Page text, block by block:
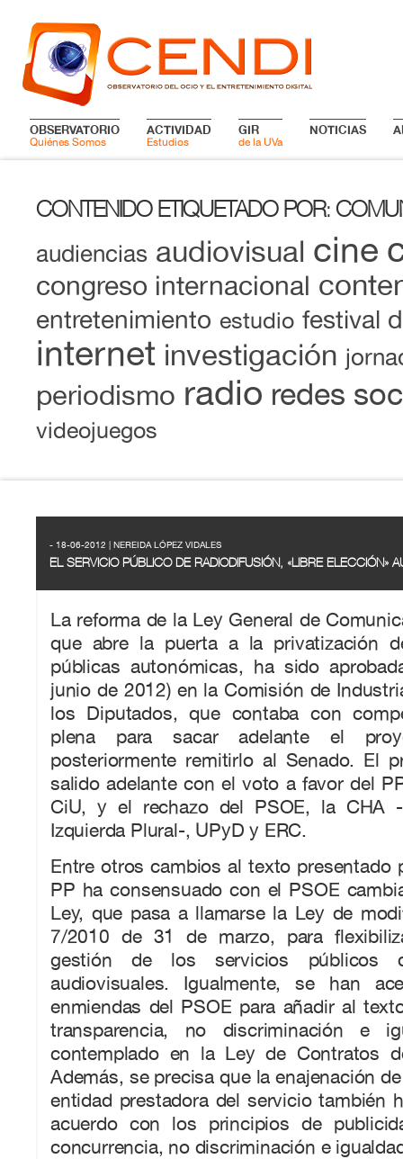
OBSERVATORIO
Quiénes Somos
ACTIVIDAD
Estudios
GIR
de la UVa
NOTICIAS
CONTENIDO ETIQUETADO POR:
audiencias audiovisual cine
congreso internacional
entretenimiento estudio festival
internet investigación
periodismo radio redes
videojuegos
- 18-06-2012 | NEREIDA LÓPEZ VIDALES
EL SERVICIO PÚBLICO DE RADIODIFUSIÓN, «LIBRE ELECCIÓN»
La reforma de la Ley General de
que abre la puerta a la privatización
públicas autonómicas, ha sido
junio de 2012) en la Comisión de
los Diputados, que contaba con
plena para sacar adelante el
posteriormente remitirlo al Senado. El
salido adelante con el voto a favor del
CiU, y el rechazo del PSOE, la CHA
Izquierda Plural-, UPyD y ERC.
Entre otros cambios al texto presentado
PP ha consensuado con el PSOE
Ley, que pasa a llamarse la Ley de
7/2010 de 31 de marzo, para
gestión de los servicios públicos
audiovisuales. Igualmente, se han
enmiendas del PSOE para añadir al
transparencia, no discriminación e
contemplado en la Ley de Contratos
Además, se precisa que la enajenación
entidad prestadora del servicio también
acuerdo con los principios de
concurrencia, no discriminación e